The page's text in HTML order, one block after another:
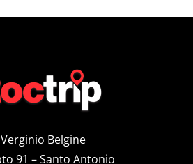
Verginio Belgine
91 – Santo Antonio